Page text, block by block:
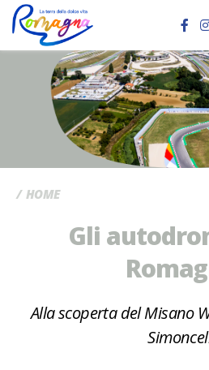
HOME
Gli
Alla scoperta del Misano